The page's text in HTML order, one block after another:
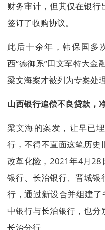
财务审计，但其仅在银
签订了收购协议。
此后十余年，韩保国多
西“德御系”田文军特大金
梁文海案才被列为专案处理
山西银行追偿不良贷款，
梁文海的案发，让早已
行，不得不直面这笔历史
改革化险，2021年4月28
银行、长治银行、晋城银
行，通过新设合并组建了
中银行与长治银行，也分
长治分行。